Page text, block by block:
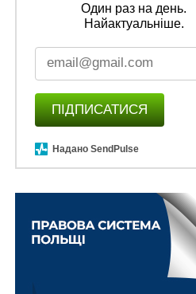
Один раз на день.
Найактуальніше.
ПІДПИСАТИСЯ
Надано SendPulse